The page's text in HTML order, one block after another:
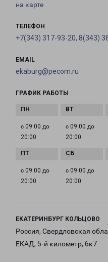
на карте
ТЕЛЕФОН
+7(343) 317-93-20, 8(343)
EMAIL
ekaburg@pecom.ru
ГРАФИК РАБОТЫ
с 09:00 до
20:00
с 09:00 до
20:00
с 09:00 до
20:00
с 09:00 до
20:00
ЕКАТЕРИНБУРГ КОЛЬЦОВО
Россия, Свердловская
ЕКАД, 5-й километр, 6к7